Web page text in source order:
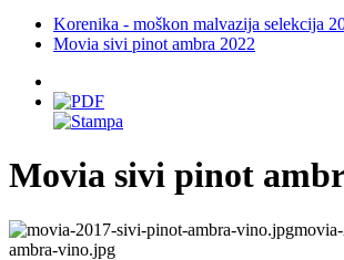
Korenika - moškon malvazija selekcija
Movia sivi pinot ambra 2022
Movia sivi pinot
ambra-vino.jpg